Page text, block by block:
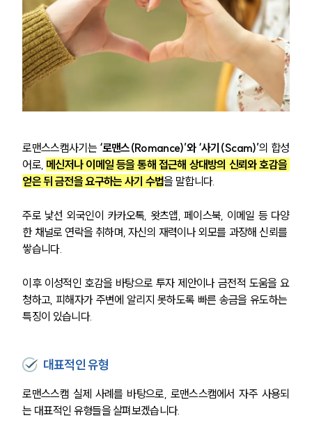
로맨스스캠사기는 ‘로맨스(Romance)’와 ‘사기(Scam)’의 합성
어로, 메신저나 이메일 등을 통해 접근해 상대방의 신뢰와 호감을
얻은 뒤 금전을 요구하는 사기 수법을 말합니다.
주로 낯선 외국인이 카카오톡, 왓츠앱, 페이스북, 이메일 등 다양
한 채널로 연락을 취하며, 자신의 재력이나 외모를 과장해 신뢰를
쌓습니다.
이후 이성적인 호감을 바탕으로 투자 제안이나 금전적 도움을 요
청하고, 피해자가 주변에 알리지 못하도록 빠른 송금을 유도하는
특징이 있습니다.
대표적인 유형
로맨스스캠 실제 사례를 바탕으로, 로맨스스캠에서 자주 사용되
는 대표적인 유형들을 살펴보겠습니다.